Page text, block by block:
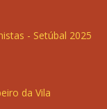
- Setúbal 2025
da Vila